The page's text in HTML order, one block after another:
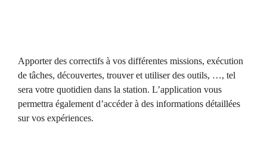
Apporter des correctifs à vos différentes missions, exécution
de tâches, découvertes, trouver et utiliser des outils, …, tel
sera votre quotidien dans la station. L’application vous
permettra également d’accéder à des informations détaillées
sur vos expériences.